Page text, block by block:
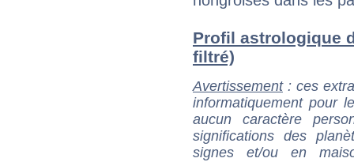
Profil astrologique
filtré)
Avertissement: ces
informatiquement pour
aucun caractère
significations des
signes et/ou en